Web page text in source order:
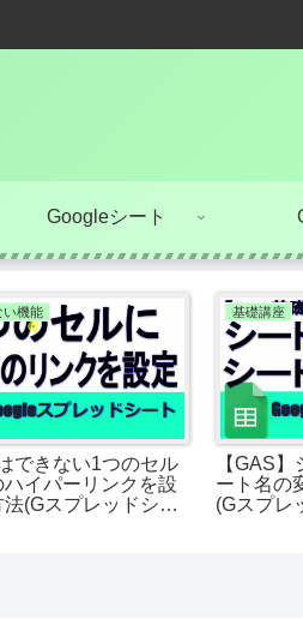
Googleシート
い機能
できない1つのセル
ハイパーリンクを設
(Gスプレッドシー
基礎講座
【GAS
ート名の
(Gスプレ